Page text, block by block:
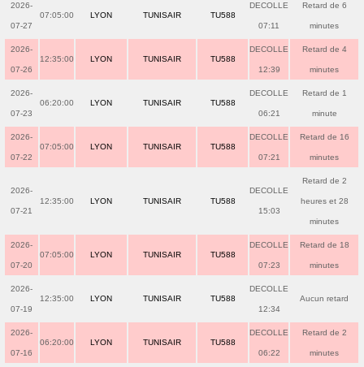
2026-
07-27
07:05:00 LYON TUNISAIR TU588
DECOLLE
07:11
Retard de 6
minutes
2026-
07-26
12:35:00 LYON TUNISAIR TU588
DECOLLE
12:39
Retard de 4
minutes
2026-
07-23
06:20:00 LYON TUNISAIR TU588
DECOLLE
06:21
Retard de 1
minute
2026-
07-22
07:05:00 LYON TUNISAIR TU588
DECOLLE
07:21
Retard de 16
minutes
2026-
07-21
12:35:00 LYON TUNISAIR TU588
DECOLLE
15:03
Retard de 2
heures et 28
minutes
2026-
07-20
07:05:00 LYON TUNISAIR TU588
DECOLLE
07:23
Retard de 18
minutes
2026-
07-19
12:35:00 LYON TUNISAIR TU588
DECOLLE
12:34
Aucun retard
2026-
07-16
06:20:00 LYON TUNISAIR TU588
DECOLLE
06:22
Retard de 2
minutes